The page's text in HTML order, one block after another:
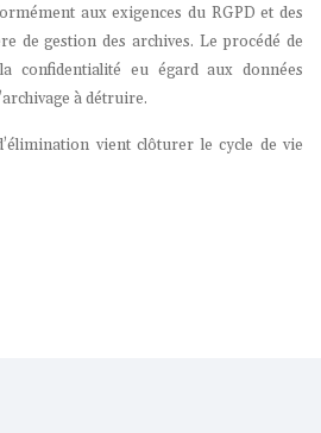
aux exigences du RGPD et des
de gestion des archives. Le procédé de
confidentialité eu égard aux données
à détruire.
vient clôturer le cycle de vie